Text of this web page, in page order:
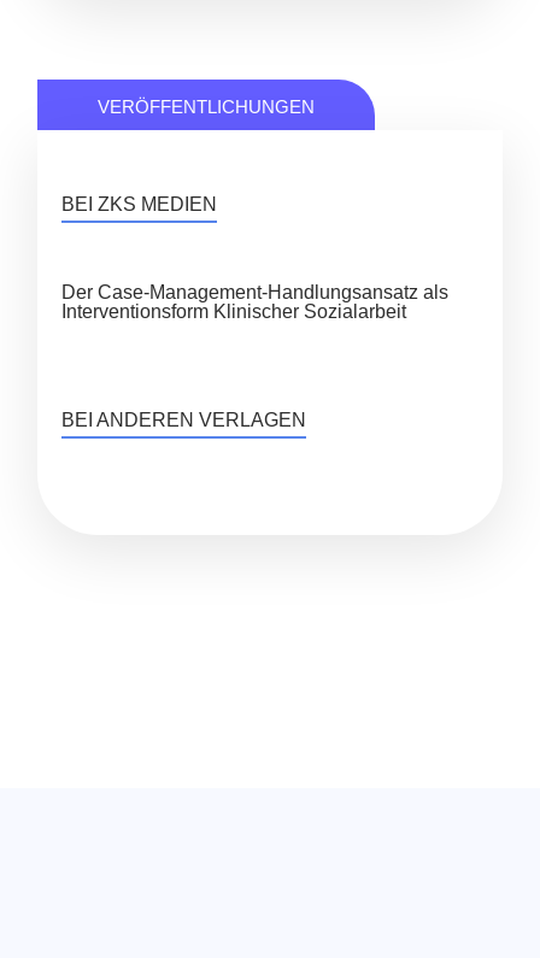
VERÖFFENTLICHUNGEN
BEI ZKS MEDIEN
Der Case-Management-Handlungsansatz als
Interventionsform Klinischer Sozialarbeit
BEI ANDEREN VERLAGEN